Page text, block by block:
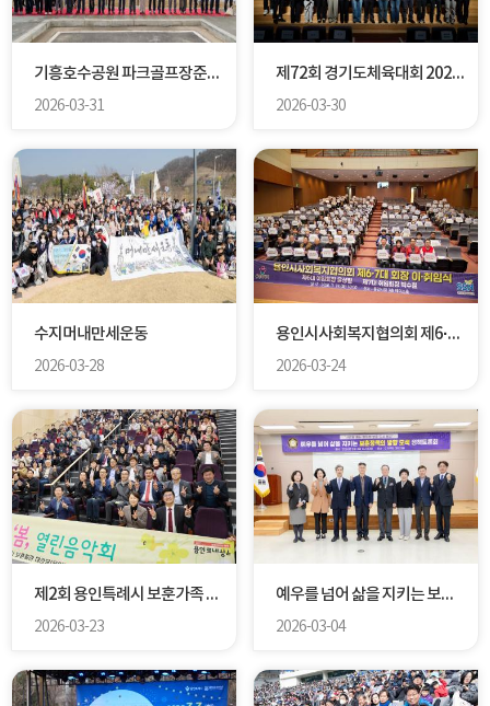
기흥호수공원 파크골프장준공식
2026-03-31
제72회 경기도체육대회 2026 광주 용인특례시 선수단 출정식
2026-03-30
수지머내만세운동
2026-03-28
용인시사회복지협의회 제6·7대회장 이취임식
2026-03-24
제2회 용인특례시 보훈가족 음악회
2026-03-23
예우를 넘어 삶을 지키는 보훈정책의 방향 모색 정책토론회
2026-03-04